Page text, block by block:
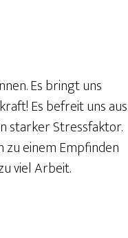
Es bringt uns
Es befreit uns aus
starker Stressfaktor.
einem Empfinden
viel Arbeit.